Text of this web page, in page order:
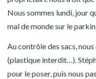
Nous sommes lundi, jour
mal de monde sur le
Au contrôle des sacs,
(plastique interdit…).
pour le poser, puis nous